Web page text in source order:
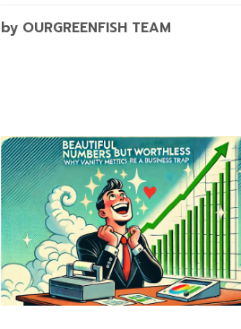
by OURGREENFISH TEAM